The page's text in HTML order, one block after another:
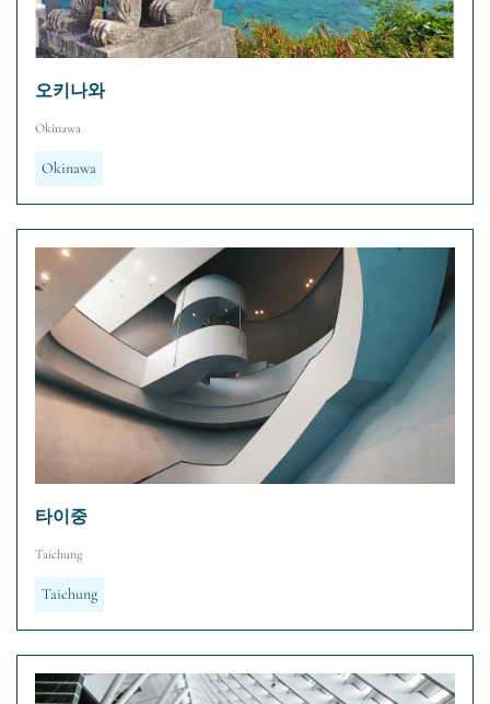
오키나와
Okinawa
Okinawa
타이중
Taichung
Taichung